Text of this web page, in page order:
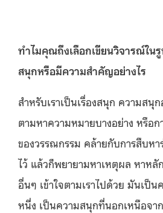
ทำไมคุณถึงเลือกเขียนวิจารณ์ใน
สนุกหรือมีความสำคัญอย่างไร
สำหรับเราเป็นเรื่องสนุก ความสนุ
ตามหาความหมายบางอย่าง หรือ
ของวรรณกรรม คล้ายกับการสืบห
ไว้ แล้วก็พยายามหาเหตุผล หาหลั
อื่นๆ เข้าใจตามเราไปด้วย มันเป็
หนึ่ง เป็นความสนุกที่นอกเหนือจา